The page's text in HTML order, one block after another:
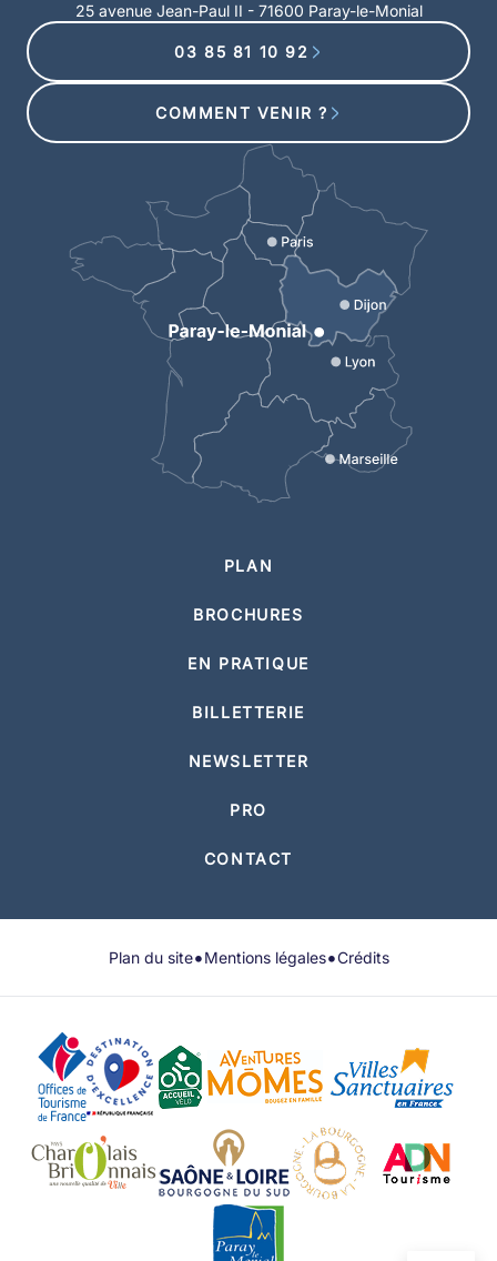
25 avenue Jean-Paul II - 71600 Paray-le-Monial
03 85 81 10 92
COMMENT VENIR ?
PLAN
BROCHURES
EN PRATIQUE
BILLETTERIE
NEWSLETTER
PRO
CONTACT
Plan du site•Mentions légales•Crédits